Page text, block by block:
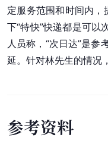
定服务范围和时间内，
下“特快”快递都是可以
人员称，“次日达”是
延。针对林先生的情况
参考资料